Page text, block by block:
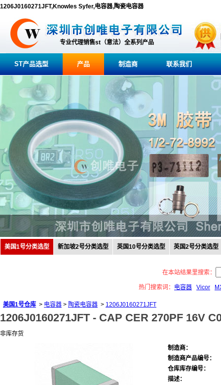
1206J0160271JFT,Knowles Syfer,电容器,陶瓷电容器
专业代理销售st（意法）全系列产品
ST产品选型 产品 制造商 联系我们
美国1号分类选型 新加坡2号分类选型 英国10号分类选型 英国2号分类选型
在本站结果里搜索：
热门搜索词： 电容器 Vicor
美国1号仓库 > 电容器 > 陶瓷电容器 > 1206J0160271JFT
1206J0160271JFT - CAP CER 270PF 16V
非库存货
制造商：
制造商产品编号：
仓库库存编号：
描述：